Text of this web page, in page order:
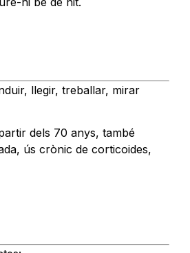
llegir, treballar, mirar
dels 70 anys, també
ús crònic de corticoides,